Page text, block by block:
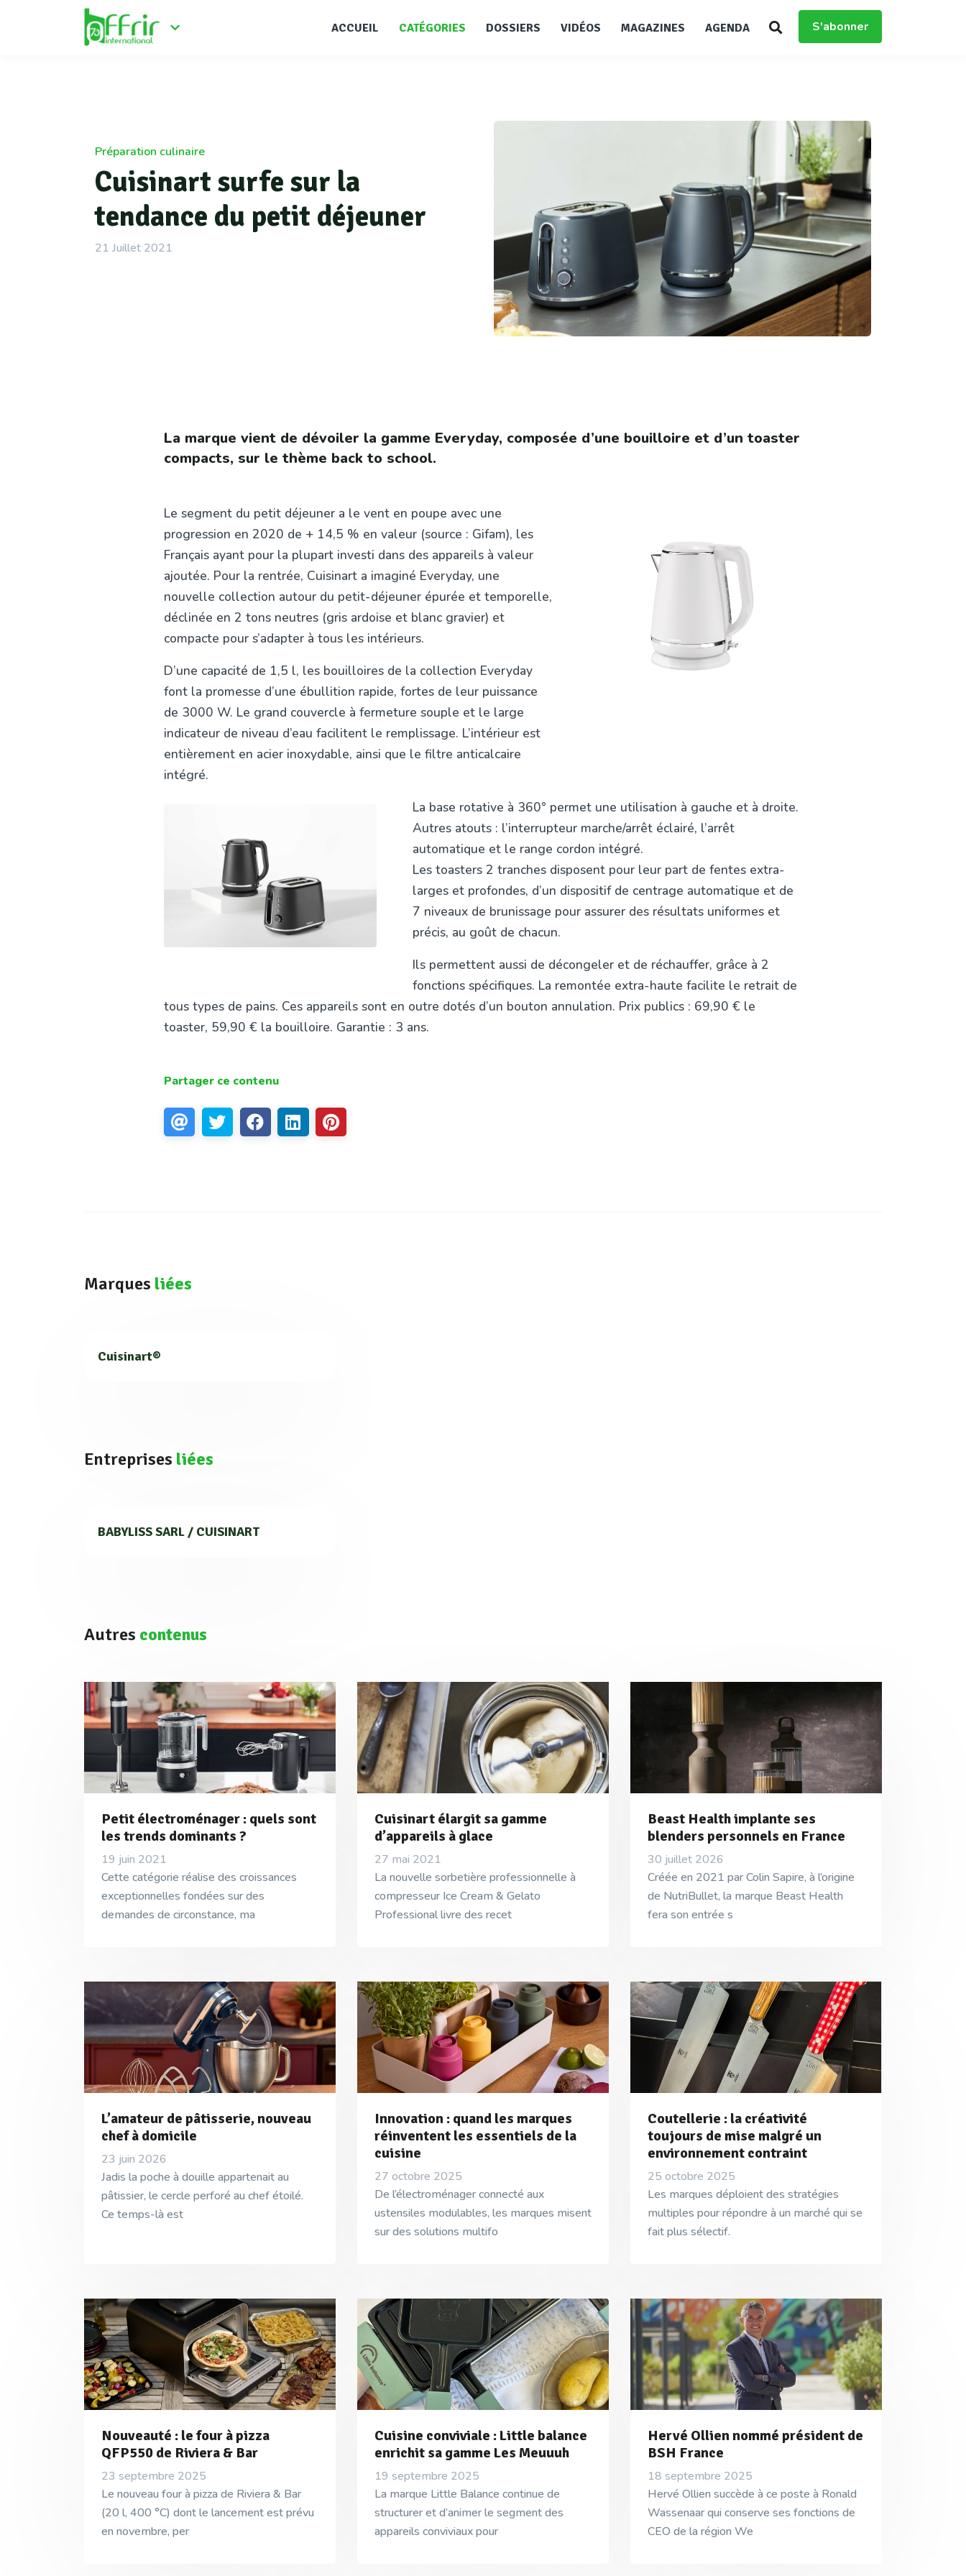
ACCUEIL CATÉGORIES DOSSIERS VIDÉOS MAGAZINES AGENDA S'abonner
Préparation culinaire
Cuisinart surfe sur la
tendance du petit déjeuner
21 Juillet 2021
La marque vient de dévoiler la gamme Everyday, composée d’une bouilloire et d’un toaster
compacts, sur le thème back to school.
Le segment du petit déjeuner a le vent en poupe avec une
progression en 2020 de + 14,5 % en valeur (source : Gifam), les
Français ayant pour la plupart investi dans des appareils à valeur
ajoutée. Pour la rentrée, Cuisinart a imaginé Everyday, une
nouvelle collection autour du petit-déjeuner épurée et temporelle,
déclinée en 2 tons neutres (gris ardoise et blanc gravier) et
compacte pour s’adapter à tous les intérieurs.
D’une capacité de 1,5 l, les bouilloires de la collection Everyday
font la promesse d’une ébullition rapide, fortes de leur puissance
de 3000 W. Le grand couvercle à fermeture souple et le large
indicateur de niveau d’eau facilitent le remplissage. L’intérieur est
entièrement en acier inoxydable, ainsi que le filtre anticalcaire
intégré.
La base rotative à 360° permet une utilisation à gauche et à droite.
Autres atouts : l’interrupteur marche/arrêt éclairé, l’arrêt
automatique et le range cordon intégré.
Les toasters 2 tranches disposent pour leur part de fentes extra-
larges et profondes, d’un dispositif de centrage automatique et de
7 niveaux de brunissage pour assurer des résultats uniformes et
précis, au goût de chacun.
Ils permettent aussi de décongeler et de réchauffer, grâce à 2
fonctions spécifiques. La remontée extra-haute facilite le retrait de
tous types de pains. Ces appareils sont en outre dotés d’un bouton annulation. Prix publics : 69,90 € le
toaster, 59,90 € la bouilloire. Garantie : 3 ans.
Partager ce contenu
Marques liées
Cuisinart®
Entreprises liées
BABYLISS SARL / CUISINART
Autres contenus
Petit électroménager : quels sont
les trends dominants ?
19 juin 2021
Cette catégorie réalise des croissances
exceptionnelles fondées sur des
demandes de circonstance, ma
Cuisinart élargit sa gamme
d’appareils à glace
27 mai 2021
La nouvelle sorbetière professionnelle à
compresseur Ice Cream & Gelato
Professional livre des recet
Beast Health implante ses
blenders personnels en France
30 juillet 2026
Créée en 2021 par Colin Sapire, à l’origine
de NutriBullet, la marque Beast Health
fera son entrée s
L’amateur de pâtisserie, nouveau
chef à domicile
23 juin 2026
Jadis la poche à douille appartenait au
pâtissier, le cercle perforé au chef étoilé.
Ce temps-là est
Innovation : quand les marques
réinventent les essentiels de la
cuisine
27 octobre 2025
De l’électroménager connecté aux
ustensiles modulables, les marques misent
sur des solutions multifo
Coutellerie : la créativité
toujours de mise malgré un
environnement contraint
25 octobre 2025
Les marques déploient des stratégies
multiples pour répondre à un marché qui se
fait plus sélectif.
Nouveauté : le four à pizza
QFP550 de Riviera & Bar
23 septembre 2025
Le nouveau four à pizza de Riviera & Bar
(20 l, 400 °C) dont le lancement est prévu
en novembre, per
Cuisine conviviale : Little balance
enrichit sa gamme Les Meuuuh
19 septembre 2025
La marque Little Balance continue de
structurer et d’animer le segment des
appareils conviviaux pour
Hervé Ollien nommé président de
BSH France
18 septembre 2025
Hervé Ollien succède à ce poste à Ronald
Wassenaar qui conserve ses fonctions de
CEO de la région We